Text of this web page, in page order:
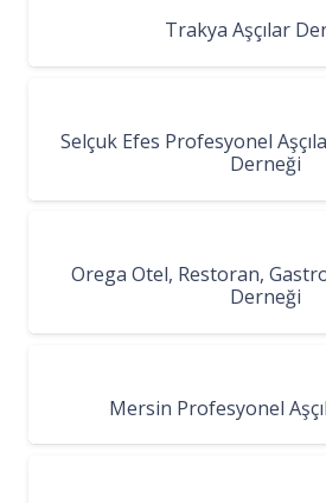
Trakya Aşçılar
Selçuk Efes Profesyonel
Derneği
Orega Otel, Restoran,
Derneği
Mersin Profesyonel